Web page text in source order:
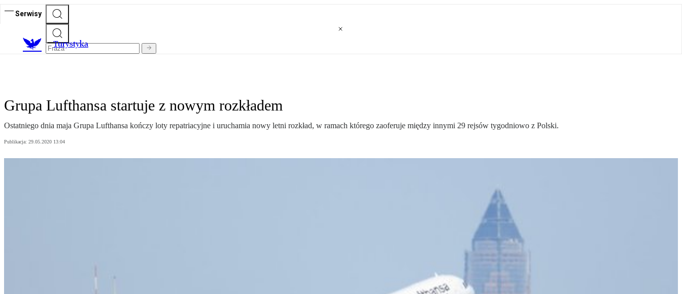
Serwisy
Turystyka
Grupa Lufthansa startuje z nowym rozkładem
Ostatniego dnia maja Grupa Lufthansa kończy loty repatriacyjne i uruchamia nowy letni rozkład, w ramach którego zaoferuje między innymi 29 rejsów tygodniowo z Polski.
Publikacja: 29.05.2020 13:04